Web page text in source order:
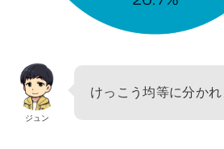
ジュン
けっこう均等に分かれ